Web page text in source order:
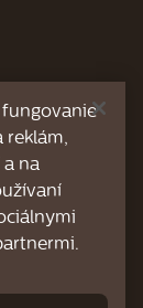
fungovanie
reklám,
na